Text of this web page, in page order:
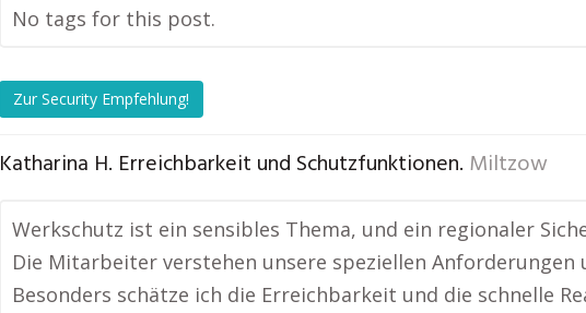
No tags for this post.
Zur Security Empfehlung!
Katharina H. Erreichbarkeit und Schutzfunktionen. Miltzow
Werkschutz ist ein sensibles Thema, und ein regionaler
Die Mitarbeiter verstehen unsere speziellen Anforderungen
Besonders schätze ich die Erreichbarkeit und die schnelle